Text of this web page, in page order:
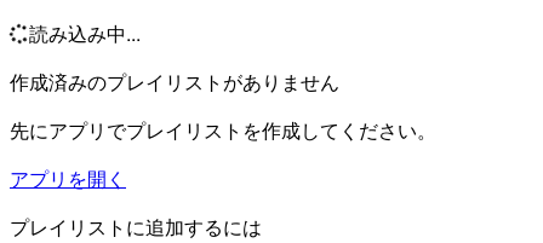
読み込み中...
作成済みのプレイリストがありません
先にアプリでプレイリストを作成してください。
アプリを開く
プレイリストに追加するには